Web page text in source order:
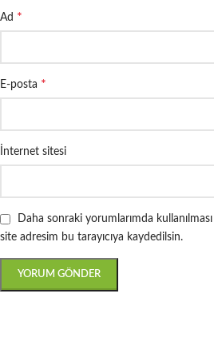
Ad *
E-posta *
İnternet sitesi
Daha sonraki yorumlarımda
site adresim bu tarayıcıya kaydedilsin.